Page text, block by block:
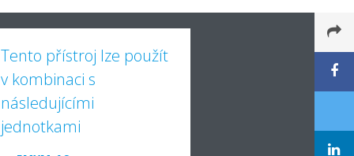
Tento přístroj lze použít
v kombinaci s
následujícími
jednotkami